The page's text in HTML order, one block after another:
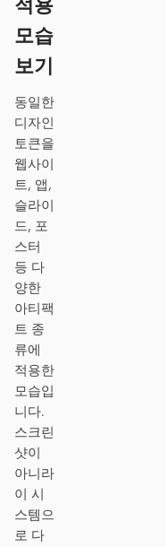
활용 사례
슬라이드
영상
솔로 빌더
도구
AI 프로토타입 생성기
적용
모습
보기
동일한
디자인
토큰을
웹사이
트, 앱,
슬라이
드, 포
스터
등 다
양한
아티팩
트 종
류에
적용한
모습입
니다.
스크린
샷이
아니라
이 시
스템으
로 다